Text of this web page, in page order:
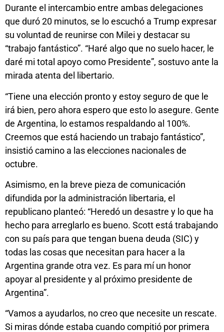
Durante el intercambio entre ambas delegaciones
que duró 20 minutos, se lo escuchó a Trump expresar
su voluntad de reunirse con Milei y destacar su
“trabajo fantástico”. “Haré algo que no suelo hacer, le
daré mi total apoyo como Presidente”, sostuvo ante la
mirada atenta del libertario.
“Tiene una elección pronto y estoy seguro de que le
irá bien, pero ahora espero que esto lo asegure. Gente
de Argentina, lo estamos respaldando al 100%.
Creemos que está haciendo un trabajo fantástico”,
insistió camino a las elecciones nacionales de
octubre.
Asimismo, en la breve pieza de comunicación
difundida por la administración libertaria, el
republicano planteó: “Heredó un desastre y lo que ha
hecho para arreglarlo es bueno. Scott está trabajando
con su país para que tengan buena deuda (SIC) y
todas las cosas que necesitan para hacer a la
Argentina grande otra vez. Es para mí un honor
apoyar al presidente y al próximo presidente de
Argentina”.
“Vamos a ayudarlos, no creo que necesite un rescate.
Si miras dónde estaba cuando compitió por primera